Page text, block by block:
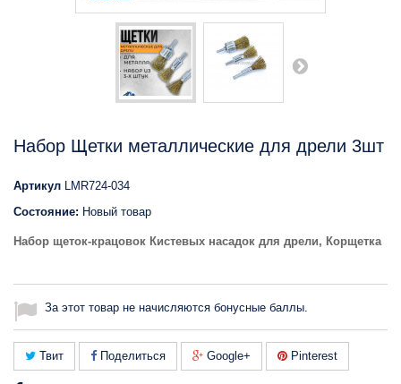
Набор Щетки металлические для дрели 3шт
Артикул LMR724-034
Состояние: Новый товар
Набор щеток-крацовок Кистевых насадок для дрели, Корщетка
За этот товар не начисляются бонусные баллы.
Твит Поделиться Google+ Pinterest